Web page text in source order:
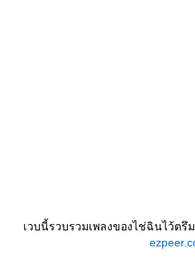
เวบนี้รวบรวมเพลงของไช่ฉินไว้ตรึ